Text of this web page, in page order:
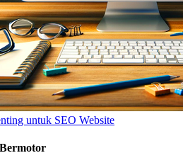
untuk SEO Website